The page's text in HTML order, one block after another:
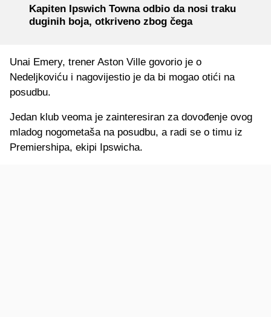
Kapiten Ipswich Towna odbio da nosi traku
duginih boja, otkriveno zbog čega
Unai Emery, trener Aston Ville govorio je o
Nedeljkoviću i nagovijestio je da bi mogao otići na
posudbu.
Jedan klub veoma je zainteresiran za dovođenje ovog
mladog nogometaša na posudbu, a radi se o timu iz
Premiershipa, ekipi Ipswicha.